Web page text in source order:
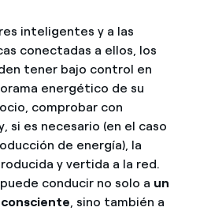
inteligentes y a las
conectadas a ellos, los
tener bajo control en
energético de su
comprobar con
si es necesario (en el caso
de energía), la
y vertida a la red.
conducir no solo a un
, sino también a